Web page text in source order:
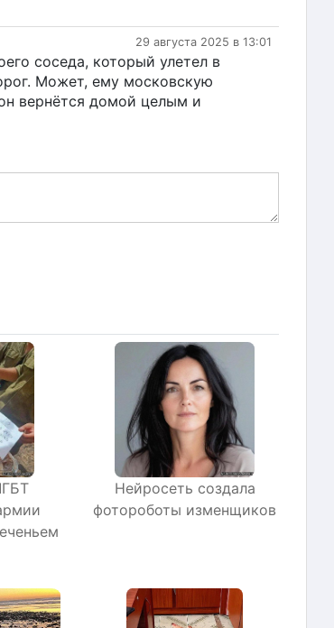
29 августа 2025 в 13:01
соседа, который улетел в
Может, ему московскую
вернётся домой целым и
Нейросеть создала
фотороботы изменщиков